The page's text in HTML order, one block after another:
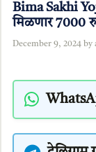
Bima Sakhi
मिळणार 7000
December 9, 2024 by